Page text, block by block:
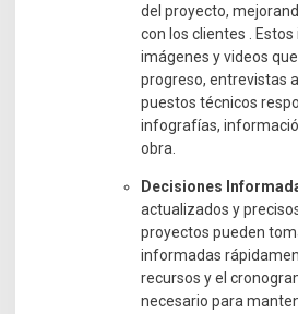
del proyecto,
con los clientes .
imágenes y videos
progreso, entrevistas
puestos técnicos
infografías,
obra.
Decisiones
actualizados y
proyectos pueden
informadas
recursos y el
necesario para